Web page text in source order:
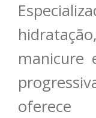
manicure
oferece